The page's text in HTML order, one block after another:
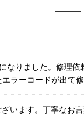
なりました。修理
ラーコードが出て
います。丁寧なお